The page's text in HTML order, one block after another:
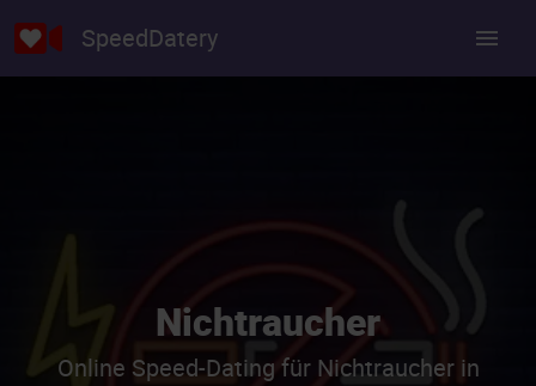
SpeedDatery
Nichtraucher
Online Speed-Dating für Nichtraucher in